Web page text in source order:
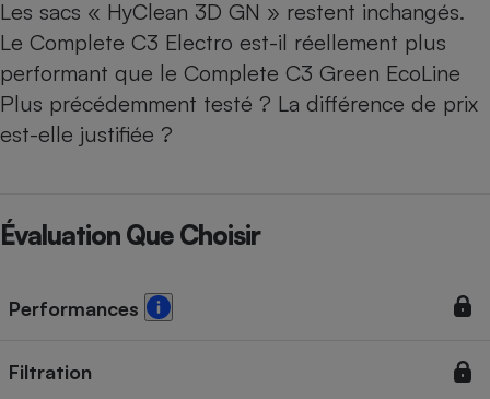
Les sacs « HyClean 3D GN » restent inchangés.
Le Complete C3 Electro est-il réellement plus
performant que le Complete C3 Green EcoLine
Plus précédemment testé ? La différence de prix
est-elle justifiée ?
Évaluation Que Choisir
Performances
Filtration